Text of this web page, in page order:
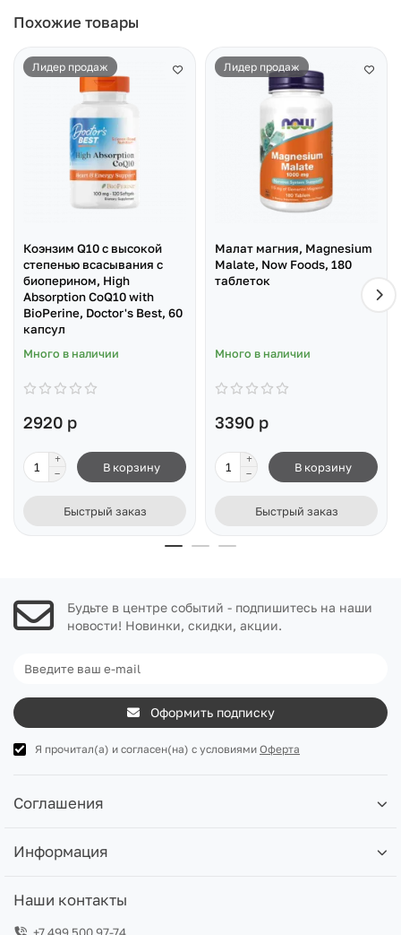
Похожие товары
Лидер продаж
Коэнзим Q10 с высокой
степенью всасывания с
биоперином, High
Absorption CoQ10 with
BioPerine, Doctor's Best, 60
капсул
Много в наличии
2920 р
В корзину
Быстрый заказ
Лидер продаж
Малат магния, Magnesium
Malate, Now Foods, 180
таблеток
Много в наличии
3390 р
В корзину
Быстрый заказ
Будьте в центре событий - подпишитесь на наши
новости! Новинки, скидки, акции.
Оформить подписку
Я прочитал(а) и согласен(на) с условиями Оферта
Соглашения
Информация
Наши контакты